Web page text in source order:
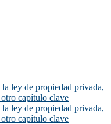
ley de propiedad privada,
capítulo clave
ley de propiedad privada,
capítulo clave